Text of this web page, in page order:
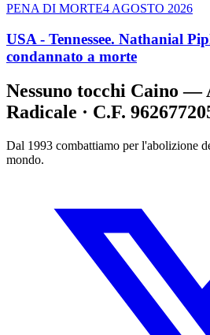
PENA DI MORTE4 AGOSTO 2026
USA - Tennessee. Nathanial
condannato a morte
Nessuno tocchi Caino —
Radicale · C.F.
Dal 1993 combattiamo per l'abolizione
mondo.